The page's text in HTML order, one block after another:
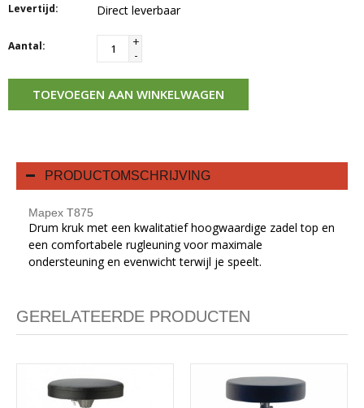
Levertijd: Direct leverbaar
Aantal:
+
-
TOEVOEGEN AAN WINKELWAGEN
PRODUCTOMSCHRIJVING
Mapex T875
Drum kruk met een kwalitatief hoogwaardige zadel top en
een comfortabele rugleuning voor maximale
ondersteuning en evenwicht terwijl je speelt.
GERELATEERDE PRODUCTEN